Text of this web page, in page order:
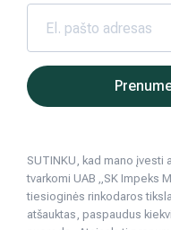
Hila | Medicinos
2025 11 26
Galvos
4min. skaitymo
SUTINKU, kad mano įvesti
tvarkomi UAB „SK Impeks
tiesioginės rinkodaros
atšauktas, paspaudus
Tyrimai
Neurologija
Sveikatos klubo narystė
Reabilitacija ir sporto
Apmokėjimas ir
Apgyvendinimas ir
Pacientams iš užsienio
Duomenų apsauga